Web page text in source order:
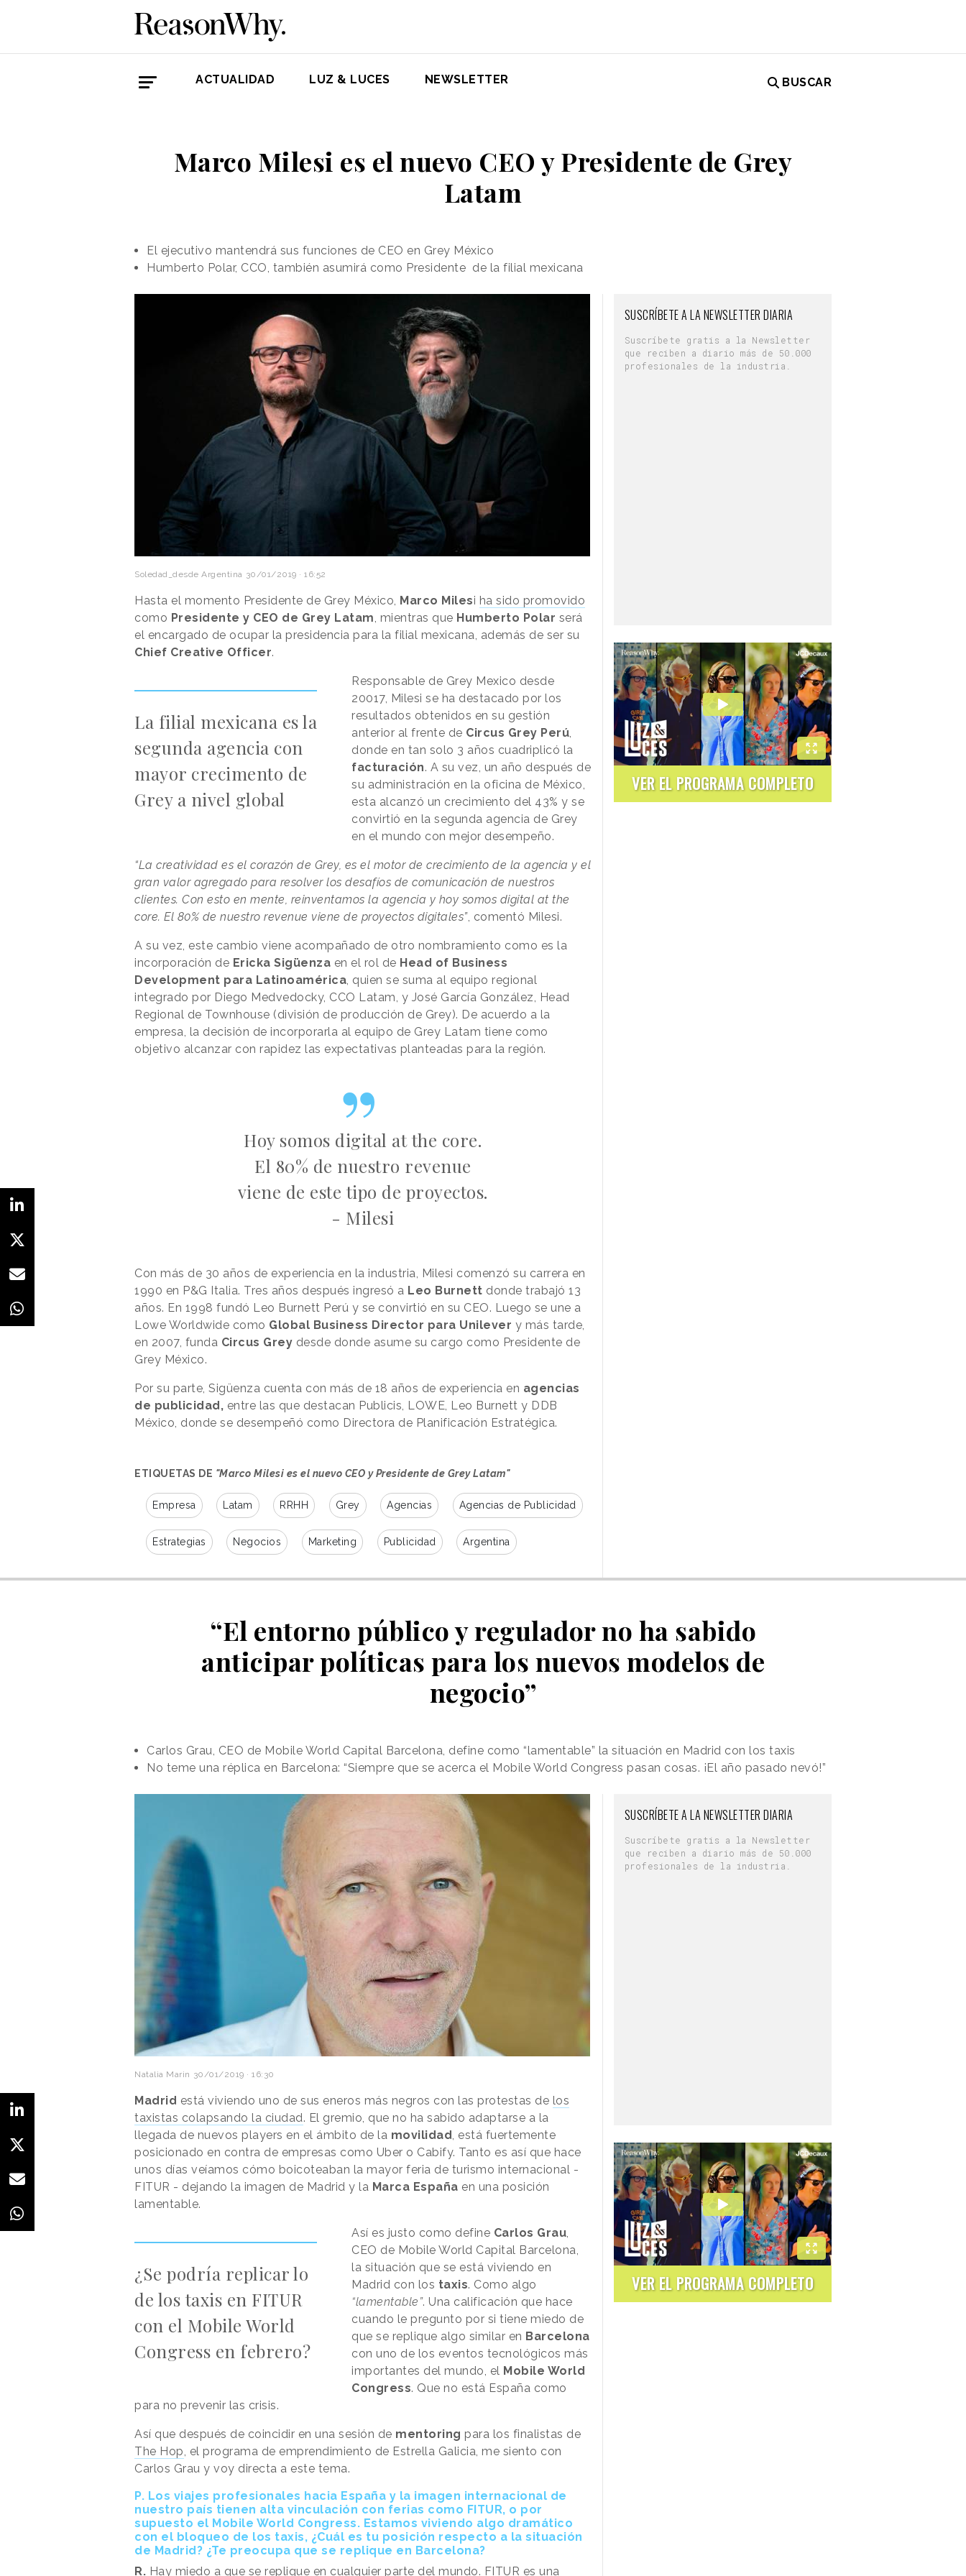
ACTUALIDAD LUZ & LUCES NEWSLETTER BUSCAR
Marco Milesi es el nuevo CEO y Presidente de Grey
Latam
El ejecutivo mantendrá sus funciones de CEO en Grey México
Humberto Polar, CCO, también asumirá como Presidente de la filial mexicana
Soledad_desde Argentina 30/01/2019 · 16:52
Hasta el momento Presidente de Grey México, Marco Milesi ha sido promovido
como Presidente y CEO de Grey Latam , mientras que Humberto Polar será
el encargado de ocupar la presidencia para la filial mexicana, además de ser su
Chief Creative Officer.
La filial mexicana es la
segunda agencia con
mayor crecimento de
Grey a nivel global
Responsable de Grey Mexico desde
20017, Milesi se ha destacado por los
resultados obtenidos en su gestión
anterior al frente de Circus Grey Perú
donde en tan solo 3 años cuadriplicó la
facturación. A su vez, un año después de
su administración en la oficina de México,
esta alcanzó un crecimiento del 43% y se
convirtió en la segunda agencia de Grey
en el mundo con mejor desempeño.
“La creatividad es el corazón de Grey, es el motor de crecimiento de la agencia y el
gran valor agregado para resolver los desafíos de comunicación de nuestros
clientes. Con esto en mente, reinventamos la agencia y hoy somos digital at the
core. El 80% de nuestro revenue viene de proyectos digitales”, comentó Milesi.
A su vez, este cambio viene acompañado de otro nombramiento como es la
incorporación de Ericka Sigüenza en el rol de Head of Business
Development para Latinoamérica , quien se suma al equipo regional
integrado por Diego Medvedocky, CCO Latam, y José García González, Head
Regional de Townhouse (división de producción de Grey). De acuerdo a la
empresa, la decisión de incorporarla al equipo de Grey Latam tiene como
objetivo alcanzar con rapidez las expectativas planteadas para la región.
Hoy somos digital at the core.
El 80% de nuestro revenue
viene de este tipo de proyectos.
- Milesi
Con más de 30 años de experiencia en la industria, Milesi comenzó su carrera en
1990 en P&G Italia. Tres años después ingresó a Leo Burnett donde trabajó 13
años. En 1998 fundó Leo Burnett Perú y se convirtió en su CEO. Luego se une a
Lowe Worldwide como Global Business Director para Unilever y más tarde,
en 2007, funda Circus Grey desde donde asume su cargo como Presidente de
Grey México.
Por su parte, Sigüenza cuenta con más de 18 años de experiencia en agencias
de publicidad, entre las que destacan Publicis, LOWE, Leo Burnett y DDB
México, donde se desempeñó como Directora de Planificación Estratégica.
ETIQUETAS DE "Marco Milesi es el nuevo CEO y Presidente de Grey Latam"
Empresa Latam RRHH Grey Agencias Agencias de Publicidad
Estrategias Negocios Marketing Publicidad Argentina
SUSCRÍBETE A LA NEWSLETTER DIARIA
Suscríbete gratis a la Newsletter
que reciben a diario más de 50.000
profesionales de la industria.
VER EL PROGRAMA COMPLETO
“El entorno público y regulador no ha sabido
anticipar políticas para los nuevos modelos de
negocio”
Carlos Grau, CEO de Mobile World Capital Barcelona, define como “lamentable” la situación en Madrid con los taxis
No teme una réplica en Barcelona: “Siempre que se acerca el Mobile World Congress pasan cosas. ¡El año pasado nevó!”
Natalia Marin 30/01/2019 · 16:30
Madrid está viviendo uno de sus eneros más negros con las protestas de los
taxistas colapsando la ciudad. El gremio, que no ha sabido adaptarse a la
llegada de nuevos players en el ámbito de la movilidad , está fuertemente
posicionado en contra de empresas como Uber o Cabify. Tanto es así que hace
unos días veíamos cómo boicoteaban la mayor feria de turismo internacional -
FITUR - dejando la imagen de Madrid y la Marca España en una posición
lamentable.
¿Se podría replicar lo
de los taxis en FITUR
con el Mobile World
Congress en febrero?
Así es justo como define Carlos Grau
CEO de Mobile World Capital Barcelona,
la situación que se está viviendo en
Madrid con los taxis. Como algo
“lamentable”. Una calificación que hace
cuando le pregunto por si tiene miedo de
que se replique algo similar en Barcelona
con uno de los eventos tecnológicos más
importantes del mundo, el Mobile World
Congress. Que no está España como
para no prevenir las crisis.
Así que después de coincidir en una sesión de mentoring para los finalistas de
The Hop , el programa de emprendimiento de Estrella Galicia, me siento con
Carlos Grau y voy directa a este tema.
P. Los viajes profesionales hacia España y la imagen internacional de
nuestro país tienen alta vinculación con ferias como FITUR, o por
supuesto el Mobile World Congress. Estamos viviendo algo dramático
con el bloqueo de los taxis, ¿Cuál es tu posición respecto a la situación
de Madrid? ¿Te preocupa que se replique en Barcelona?
R. Hay miedo a que se replique en cualquier parte del mundo. FITUR es una
SUSCRÍBETE A LA NEWSLETTER DIARIA
Suscríbete gratis a la Newsletter
que reciben a diario más de 50.000
profesionales de la industria.
VER EL PROGRAMA COMPLETO